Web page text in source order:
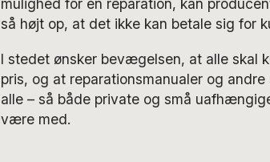
så højt op, at det ikke kan betale sig for
I stedet ønsker bevægelsen, at alle skal
pris, og at reparationsmanualer og
alle – så både private og små
være med.